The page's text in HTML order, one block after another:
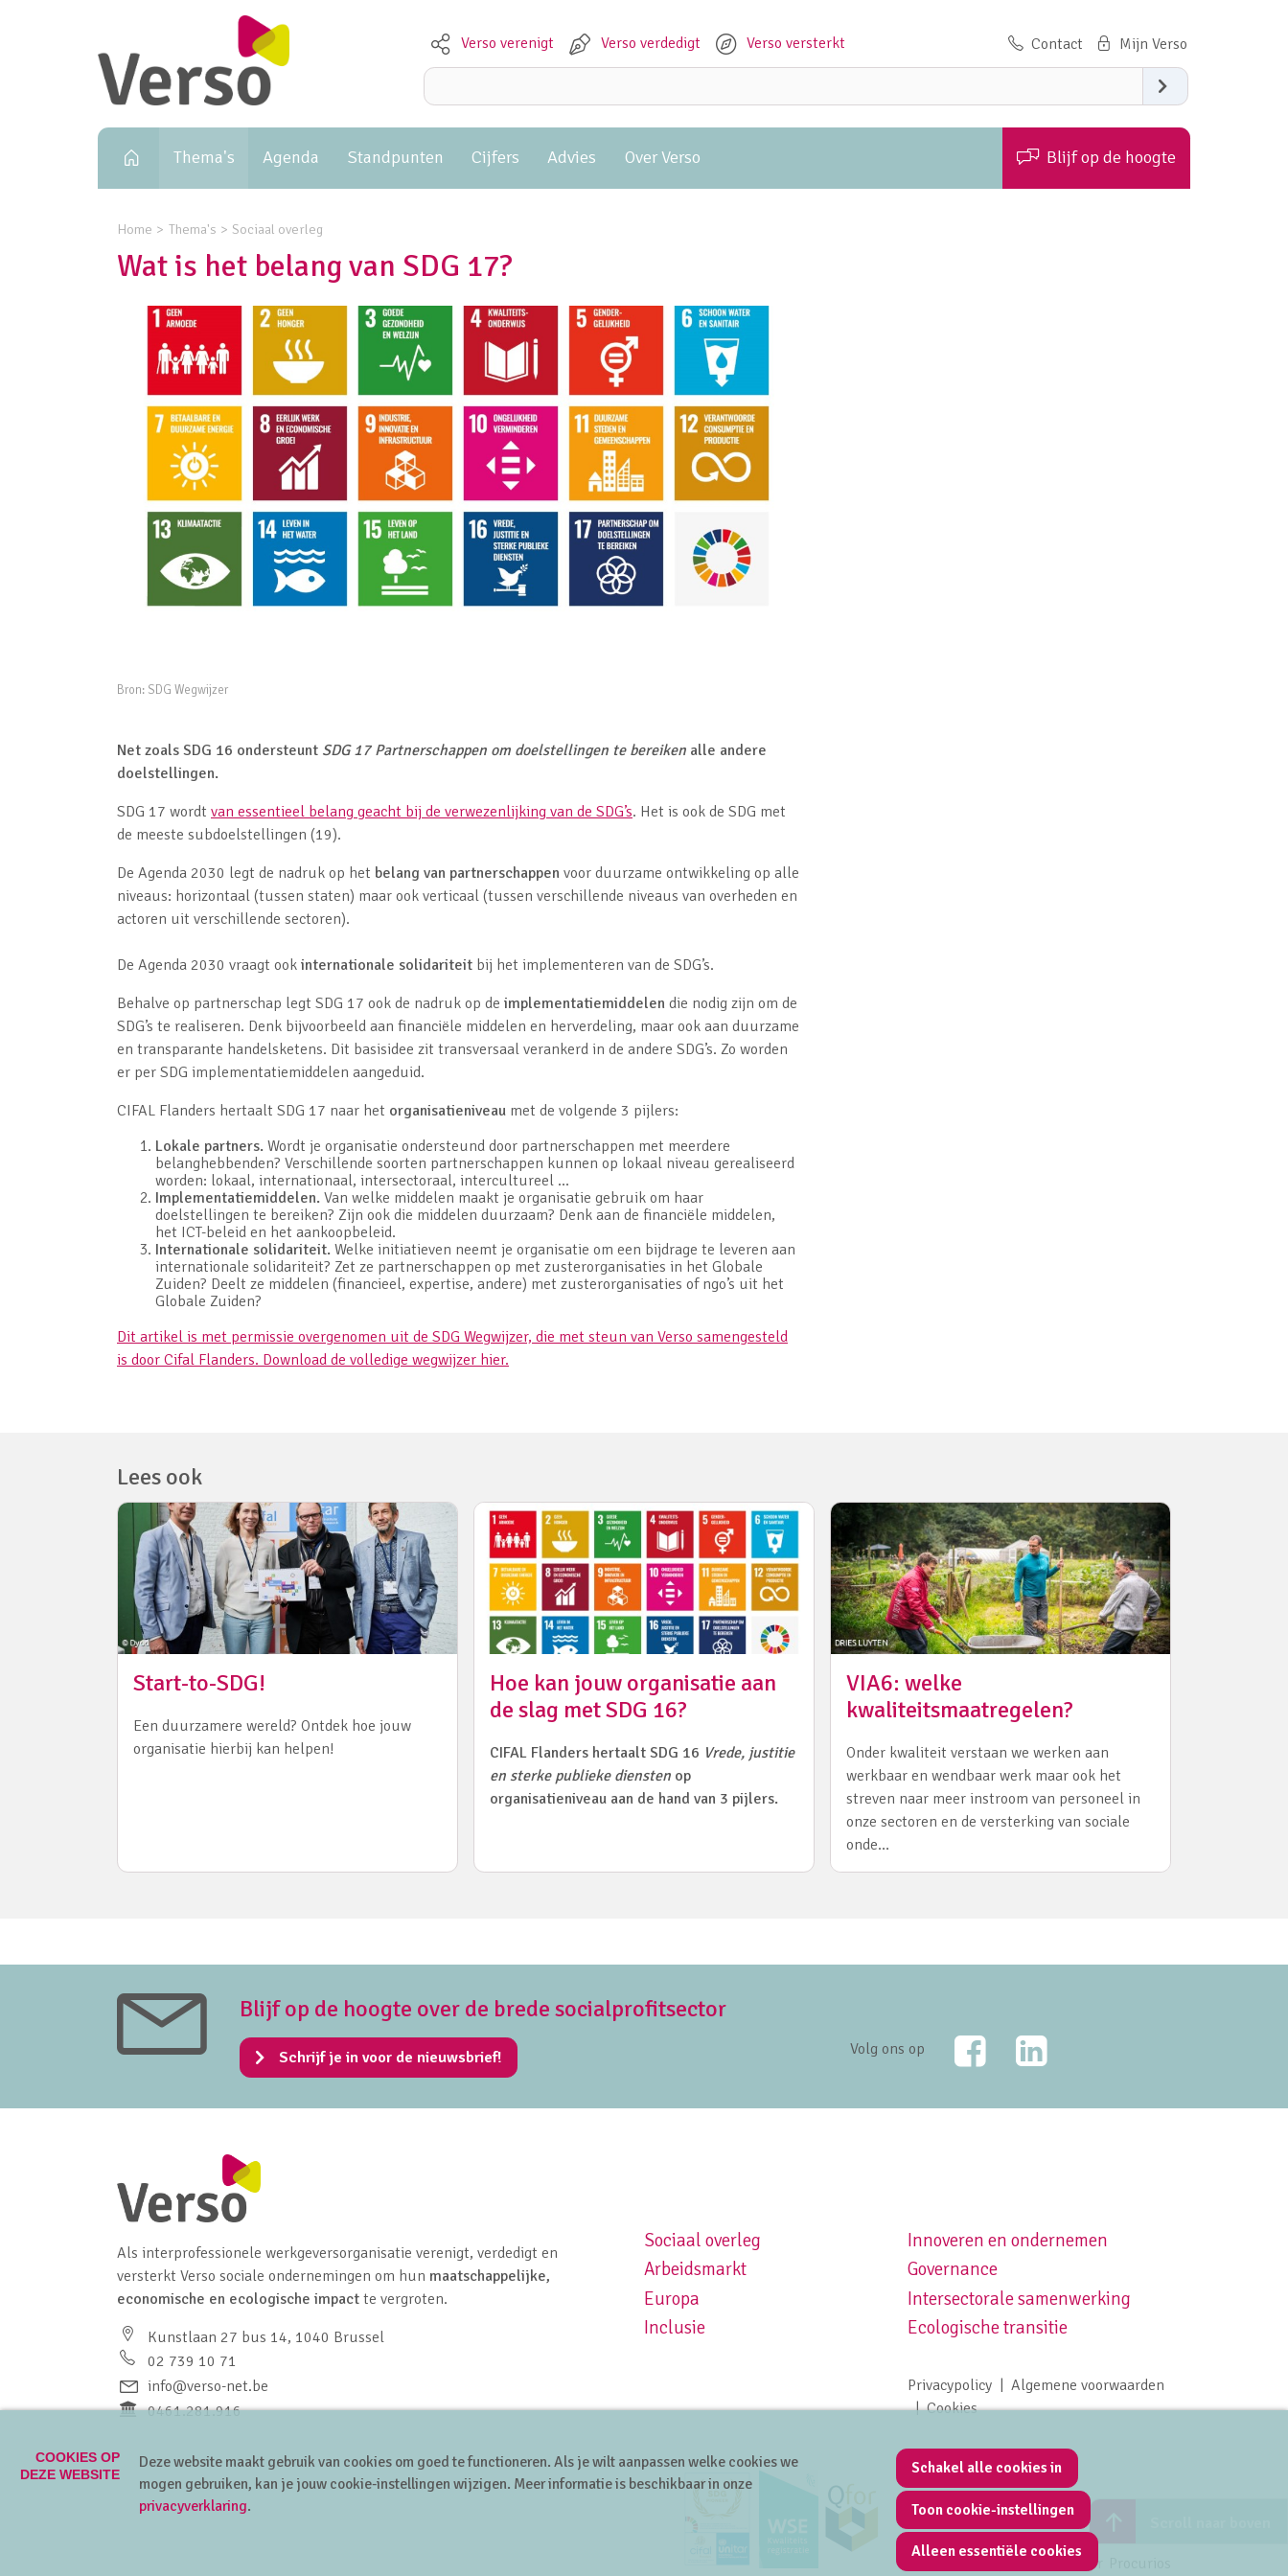
Meta navigation
Verso verenigt Verso verdedigt Verso versterkt
Contact
Zoeken:
Zoeken
Primary navigation
Thema's Agenda Standpunten Cijfers Advies Over Verso Blijf op de hoogte
Home Thema's Sociaal overleg
Wat is het belang van SDG 17?
Bron: SDG Wegwijzer
Net zoals SDG 16 ondersteunt SDG 17 Partnerschappen om doelstellingen te bereiken alle andere
doelstellingen.
SDG 17 wordt van essentieel belang geacht bij de verwezenlijking van de SDG’s. Het is ook de SDG met
de meeste subdoelstellingen (19).
De Agenda 2030 legt de nadruk op het belang van partnerschappen voor duurzame ontwikkeling op alle
niveaus: horizontaal (tussen staten) maar ook verticaal (tussen verschillende niveaus van overheden en
actoren uit verschillende sectoren).
De Agenda 2030 vraagt ook internationale solidariteit bij het implementeren van de SDG’s.
Behalve op partnerschap legt SDG 17 ook de nadruk op de implementatiemiddelen die nodig zijn om de
SDG’s te realiseren. Denk bijvoorbeeld aan financiële middelen en herverdeling, maar ook aan duurzame
en transparante handelsketens. Dit basisidee zit transversaal verankerd in de andere SDG’s. Zo worden
er per SDG implementatiemiddelen aangeduid.
CIFAL Flanders hertaalt SDG 17 naar het organisatieniveau met de volgende 3 pijlers:
Lokale partners. Wordt je organisatie ondersteund door partnerschappen met meerdere
belanghebbenden? Verschillende soorten partnerschappen kunnen op lokaal niveau gerealiseerd
worden: lokaal, internationaal, intersectoraal, intercultureel ...
Implementatiemiddelen. Van welke middelen maakt je organisatie gebruik om haar
doelstellingen te bereiken? Zijn ook die middelen duurzaam? Denk aan de financiële middelen,
het ICT-beleid en het aankoopbeleid.
Internationale solidariteit. Welke initiatieven neemt je organisatie om een bijdrage te leveren aan
internationale solidariteit? Zet ze partnerschappen op met zusterorganisaties in het Globale
Zuiden? Deelt ze middelen (financieel, expertise, andere) met zusterorganisaties of ngo’s uit het
Globale Zuiden?
Dit artikel is met permissie overgenomen uit de SDG Wegwijzer, die met steun van Verso samengesteld
is door Cifal Flanders. Download de volledige wegwijzer hier.
Lees ook
Start-to-SDG!
Een duurzamere wereld? Ontdek hoe jouw
organisatie hierbij kan helpen!
Hoe kan jouw organisatie aan
de slag met SDG 16?
CIFAL Flanders hertaalt SDG 16 Vrede, justitie
en sterke publieke dienstenop
organisatieniveau aan de hand van 3 pijlers.
VIA6: welke
kwaliteitsmaatregelen?
Onder kwaliteit verstaan we werken aan
werkbaar en wendbaar werk maar ook het
streven naar meer instroom van personeel in
onze sectoren en de versterking van sociale
onde…
Blijf op de hoogte over de brede socialprofitsector
Schrijf je in voor de nieuwsbrief! Volg ons op
FacebookLinkedIn
Als interprofessionele werkgeversorganisatie verenigt, verdedigt en
versterkt Verso sociale ondernemingen om hun maatschappelijke,
economische en ecologische impact te vergroten.
Kunstlaan 27 bus 14, 1040 Brussel
02 739 10 71
info@verso-net.be
0461.281.916
Footer navigation left
Sociaal overleg
Arbeidsmarkt
Europa
Inclusie
Footer navigation right
Innoveren en ondernemen
Governance
Intersectorale samenwerking
Ecologische transitie
Footer meta navigation
Privacypolicy
Algemene voorwaarden
Cookies
Mede mogelijk gemaakt door
COOKIES OP
DEZE WEBSITE
Deze website maakt gebruik van cookies om goed te functioneren. Als je wilt aanpassen welke cookies we
mogen gebruiken, kan je jouw cookie-instellingen wijzigen. Meer informatie is beschikbaar in onze
privacyverklaring.
Schakel alle cookies in
Toon cookie-instellingen
Alleen essentiële cookies